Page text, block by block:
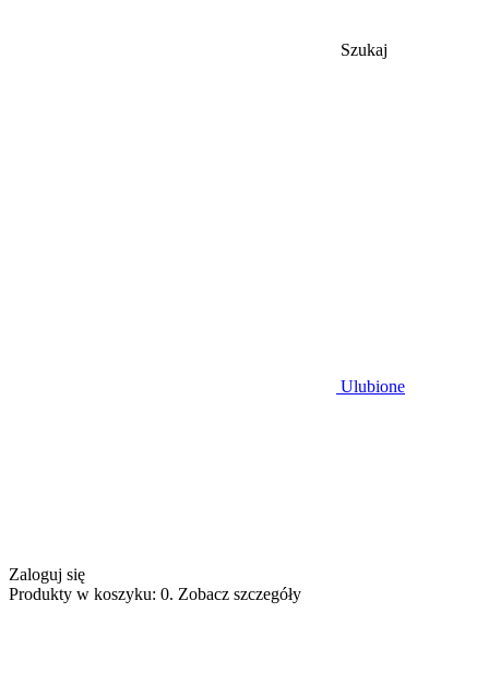
Szukaj
Ulubione
Zaloguj się
Produkty w koszyku: 0. Zobacz szczegóły